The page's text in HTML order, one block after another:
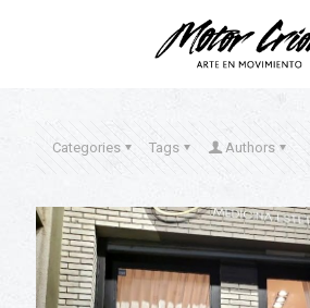
Categories Tags Authors